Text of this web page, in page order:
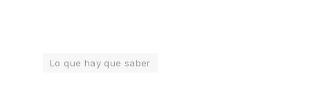
Lo que hay que saber